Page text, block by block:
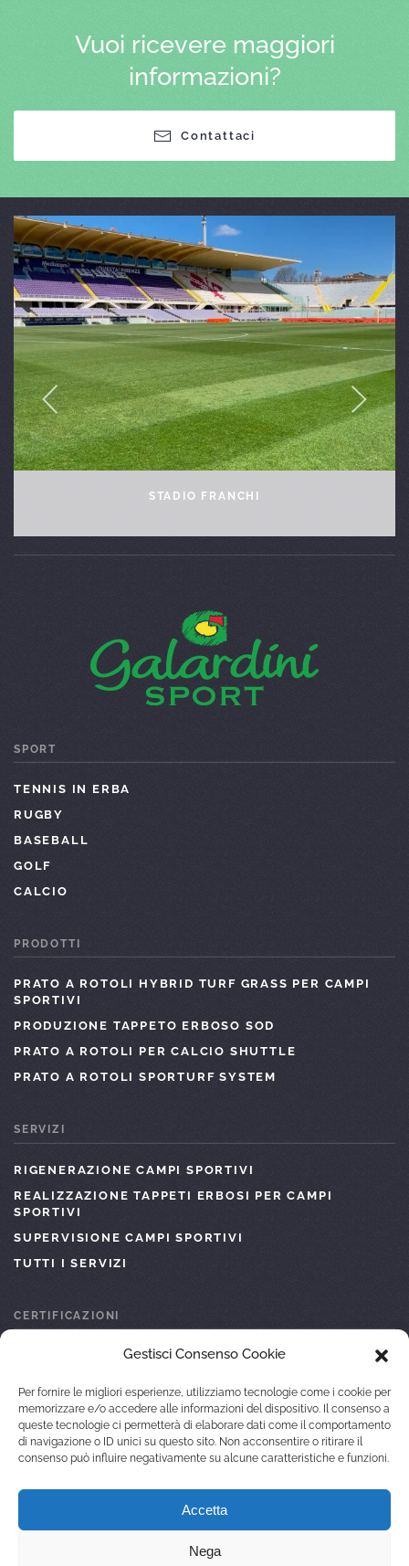
Gestisci Consenso Cookie
Per fornire le migliori esperienze, utilizziamo tecnologie come i cookie per
memorizzare e/o accedere alle informazioni del dispositivo. Il consenso a
queste tecnologie ci permetterà di elaborare dati come il comportamento
di navigazione o ID unici su questo sito. Non acconsentire o ritirare il
consenso può influire negativamente su alcune caratteristiche e funzioni.
Accetta
Nega
Vuoi ricevere maggiori
informazioni?
Contattaci
COVERCIANO – CASA AZZURRI
SPORT
TENNIS IN ERBA
RUGBY
BASEBALL
GOLF
CALCIO
PRODOTTI
PRATO A ROTOLI HYBRID TURF GRASS PER CAMPI
SPORTIVI
PRODUZIONE TAPPETO ERBOSO SOD
PRATO A ROTOLI PER CALCIO SHUTTLE
PRATO A ROTOLI SPORTURF SYSTEM
SERVIZI
RIGENERAZIONE CAMPI SPORTIVI
REALIZZAZIONE TAPPETI ERBOSI PER CAMPI
SPORTIVI
SUPERVISIONE CAMPI SPORTIVI
TUTTI I SERVIZI
CERTIFICAZIONI
ATTESTAZIONE SOA
ISO 14001
© 2022 GALARDINI SPORT DI FEDI MARIELLA
C.F. FDEMLL55D63G713R